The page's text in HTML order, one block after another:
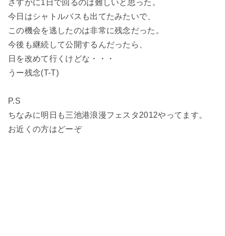
さすがに1日で回るのは難しいと思った。
今日はシャトルバスも出てたみたいで、
この機会を逃したのは非常に残念だった。
今後も継続して公開するんだったら、
日を改めて行くけどな・・・
うー残念(T-T)
P.S
ちなみに明日も三池港浪漫フェスタ2012やってます。
お近くの方はどーぞ